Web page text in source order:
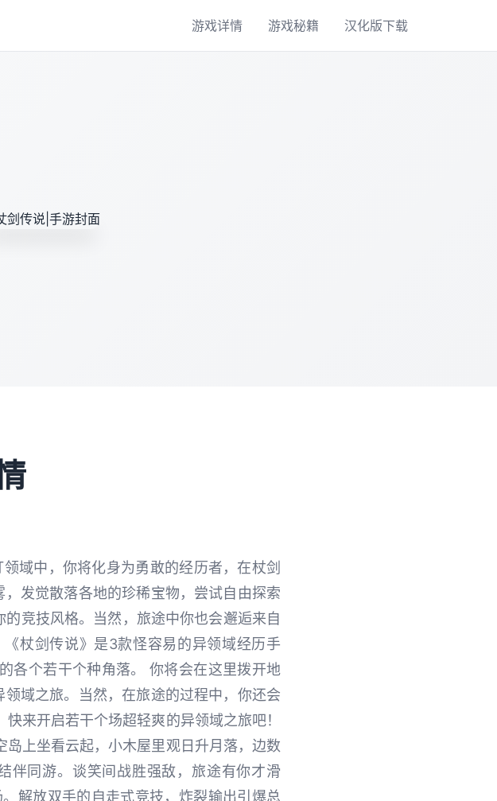
游戏详情 游戏秘籍 汉化版下载
域中，你将化身为勇敢的经历者，在杖剑
发觉散落各地的珍稀宝物，尝试自由探索
竞技风格。当然，旅途中你也会邂逅来自
杖剑传说》是3款怪容易的异领域经历手
各个若干个种角落。 你将会在这里拨开地
域之旅。当然，在旅途的过程中，你还会
来开启若干个场超轻爽的异领域之旅吧！
岛上坐看云起，小木屋里观日升月落，边数
伴同游。谈笑间战胜强敌，旅途有你才滑
解放双手的自走式竞技，炸裂输出引爆总